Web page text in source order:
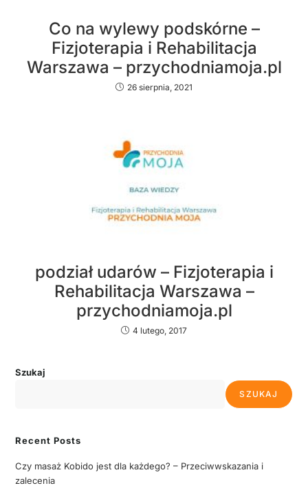
Co na wylewy podskórne –
Fizjoterapia i Rehabilitacja
Warszawa – przychodniamoja.pl
26 sierpnia, 2021
podział udarów – Fizjoterapia i
Rehabilitacja Warszawa –
przychodniamoja.pl
4 lutego, 2017
Szukaj
SZUKAJ
Recent Posts
Czy masaż Kobido jest dla każdego? – Przeciwwskazania i
zalecenia